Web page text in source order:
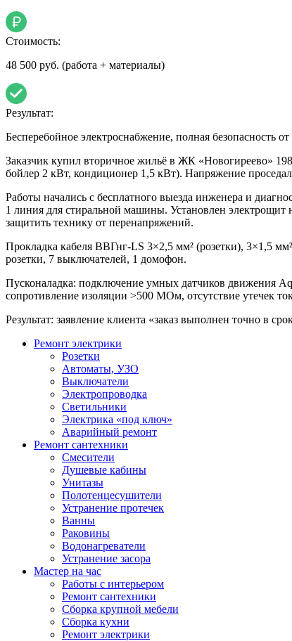
Стоимость:
48 500 руб. (работа + материалы)
Результат:
Бесперебойное электроснабжение, полная безопасность
Заказчик купил вторичное жильё в ЖК «Новогиреево»
бойлер 2 кВт, кондиционер 1,5 кВт). Напряжение
Работы начались с бесплатного выезда инженера и
1 линия для стиральной машины. Установлен
защитить технику от перенапряжений.
Прокладка кабеля ВВГнг-LS 3×2,5 мм² (розетки), 3×1,5
розетки, 7 выключателей, 1 домофон.
Пусконаладка: подключение умных датчиков движения
сопротивление изоляции >500 МОм, отсутствие утечек
Результат: заявление клиента «заказ выполнен точно в
Ремонт электрики
Розетки
Автоматы, УЗО
Выключатели
Электропроводка
Светильники
Электрика «под ключ»
Аварийный ремонт
Ремонт сантехники
Смесители
Душевые кабины
Унитазы
Полотенцесушители
Устранение протечек
Ванны
Раковины
Водонагреватели
Устранение засора
Мастер на час
Работы с интерьером
Ремонт сантехники
Сборка крупной мебели
Сборка кухни
Ремонт электрики